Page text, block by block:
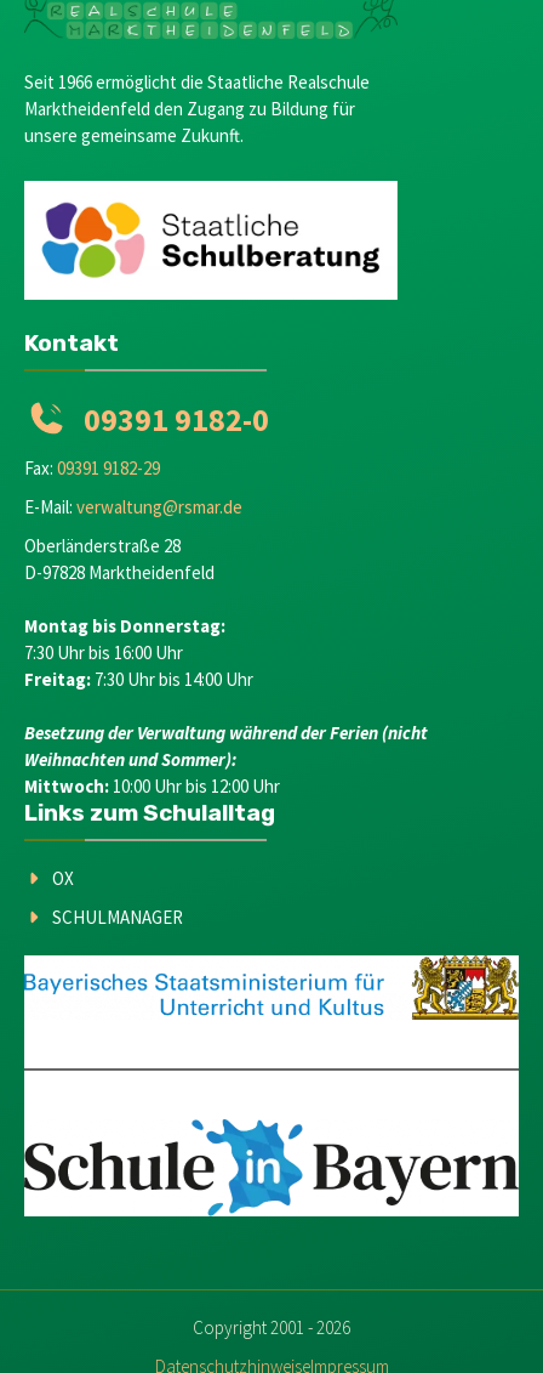
Seit 1966 ermöglicht die Staatliche Realschule
Marktheidenfeld den Zugang zu Bildung für
unsere gemeinsame Zukunft.
Kontakt
09391 9182-0
Fax: 09391 9182-29
E-Mail: verwaltung@rsmar.de
Oberländerstraße 28
D-97828 Marktheidenfeld
Montag bis Donnerstag:
7:30 Uhr bis 16:00 Uhr
Freitag: 7:30 Uhr bis 14:00 Uhr
Besetzung der Verwaltung während der Ferien (nicht
Weihnachten und Sommer):
Mittwoch: 10:00 Uhr bis 12:00 Uhr
Links zum Schulalltag
OX
SCHULMANAGER
Copyright 2001 - 2026
DatenschutzhinweiseImpressum